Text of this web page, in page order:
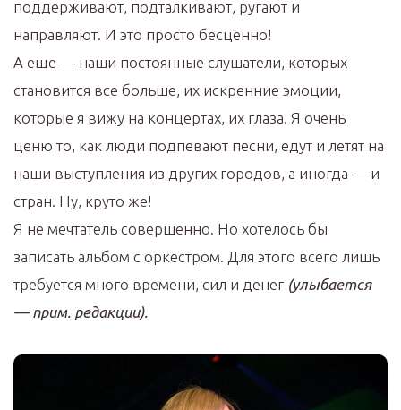
поддерживают, подталкивают, ругают и
направляют. И это просто бесценно!
А еще — наши постоянные слушатели, которых
становится все больше, их искренние эмоции,
которые я вижу на концертах, их глаза. Я очень
ценю то, как люди подпевают песни, едут и летят на
наши выступления из других городов, а иногда — и
стран. Ну, круто же!
Я не мечтатель совершенно. Но хотелось бы
записать альбом с оркестром. Для этого всего лишь
требуется много времени, сил и денег (улыбается
— прим. редакции).